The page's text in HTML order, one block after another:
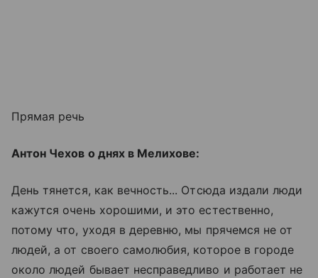
Прямая речь
Антон Чехов о днях в Мелихове:
День тянется, как вечность... Отсюда издали люди
кажутся очень хорошими, и это естественно,
потому что, уходя в деревню, мы прячемся не от
людей, а от своего самолюбия, которое в городе
около людей бывает несправедливо и работает не